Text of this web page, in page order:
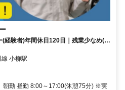
経験者)年間休日120日｜残業少なめ(月
小柳駅
朝勤 昼勤 8:00～17:00(休憩75分) ※実